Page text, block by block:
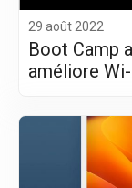
29 août 2022
Boot Camp
améliore